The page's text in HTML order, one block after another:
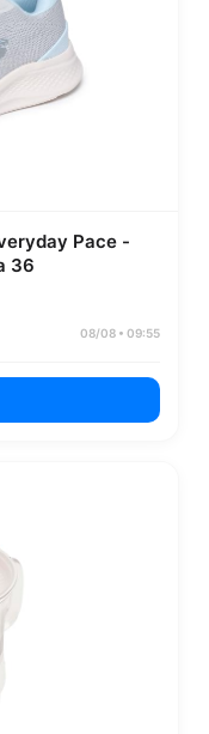
Pace -
36
08/08 • 09:55